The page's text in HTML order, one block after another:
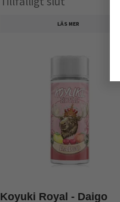
LÄS MER
Koyuki Royal - Daigo